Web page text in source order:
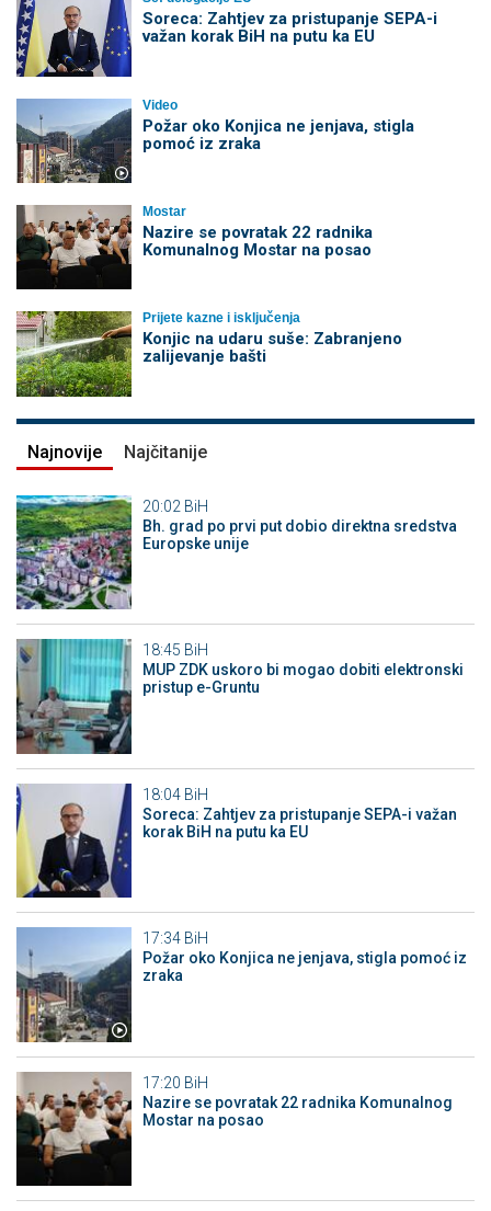
Soreca: Zahtjev za pristupanje SEPA-i
važan korak BiH na putu ka EU
Video
Požar oko Konjica ne jenjava, stigla
pomoć iz zraka
Mostar
Nazire se povratak 22 radnika
Komunalnog Mostar na posao
Prijete kazne i isključenja
Konjic na udaru suše: Zabranjeno
zalijevanje bašti
Najnovije Najčitanije
20:02 BiH
Bh. grad po prvi put dobio direktna sredstva
Europske unije
18:45 BiH
MUP ZDK uskoro bi mogao dobiti elektronski
pristup e-Gruntu
18:04 BiH
Soreca: Zahtjev za pristupanje SEPA-i važan
korak BiH na putu ka EU
17:34 BiH
Požar oko Konjica ne jenjava, stigla pomoć iz
zraka
17:20 BiH
Nazire se povratak 22 radnika Komunalnog
Mostar na posao